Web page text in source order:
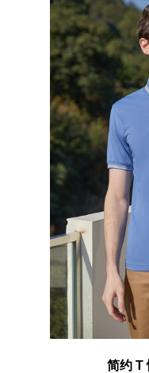
简约 T